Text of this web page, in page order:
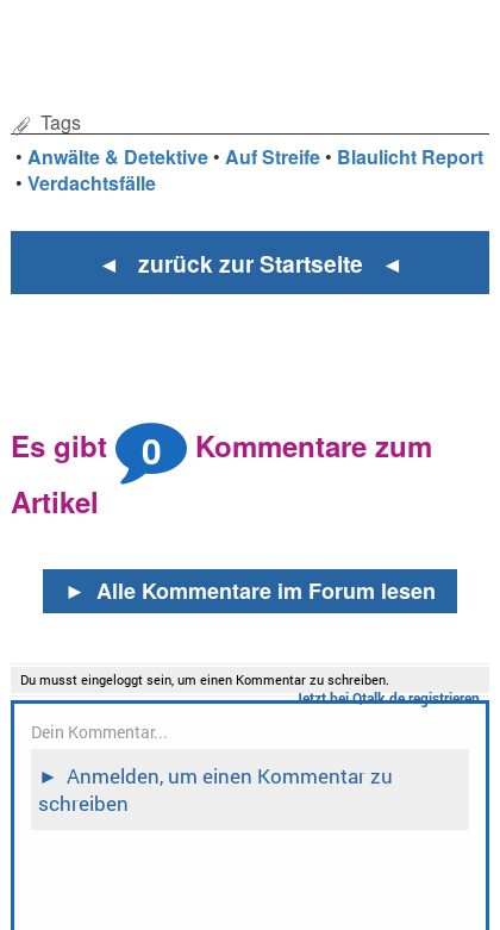
Tags
•Anwälte & Detektive •Auf Streife • Blaulicht Report
•Verdachtsfälle
◄ zurück zur Startseite ◄
Es gibt 0
Kommentare zum
Artikel
► Alle Kommentare im Forum lesen